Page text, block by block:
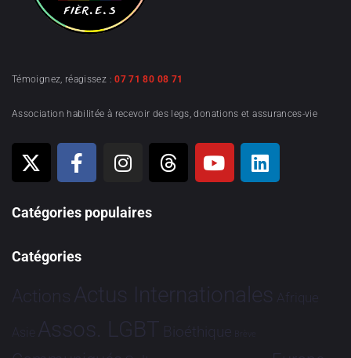
Témoignez, réagissez :07 71 80 08 71
Association habilitée à recevoir des legs, donations et assurances-vie
Catégories populaires
Catégories
Actions Actus Internationales Afrique
Asie Assos. LGBT Bioéthique Brève